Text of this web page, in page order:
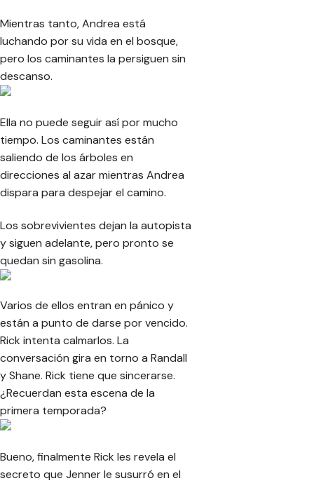
Mientras tanto, Andrea está
luchando por su vida en el bosque,
pero los caminantes la persiguen sin
descanso.
Ella no puede seguir así por mucho
tiempo. Los caminantes están
saliendo de los árboles en
direcciones al azar mientras Andrea
dispara para despejar el camino.
Los sobrevivientes dejan la autopista
y siguen adelante, pero pronto se
quedan sin gasolina.
Varios de ellos entran en pánico y
están a punto de darse por vencido.
Rick intenta calmarlos. La
conversación gira en torno a Randall
y Shane. Rick tiene que sincerarse.
¿Recuerdan esta escena de la
primera temporada?
Bueno, finalmente Rick les revela el
secreto que Jenner le susurró en el